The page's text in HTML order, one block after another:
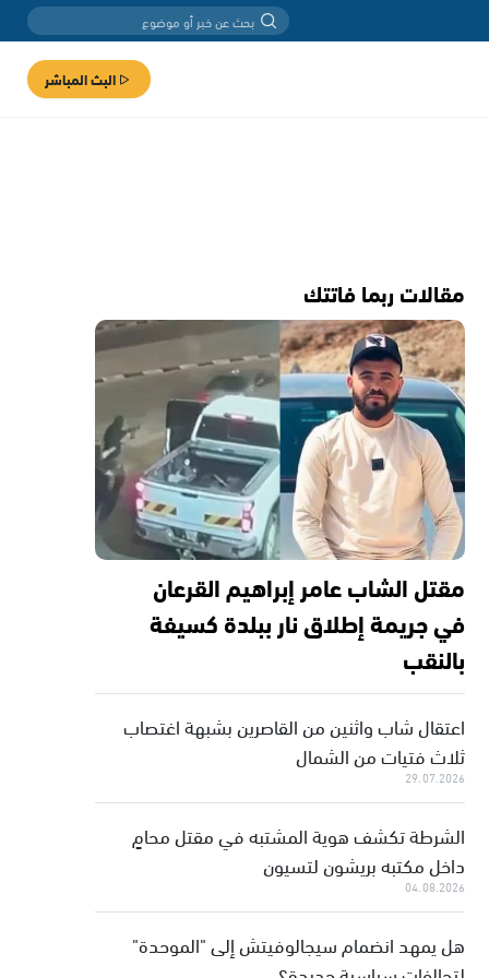
البث المباشر
مقالات ربما فاتتك
مقتل الشاب عامر إبراهيم القرعان
في جريمة إطلاق نار ببلدة كسيفة
بالنقب
اعتقال شاب واثنين من القاصرين بشبهة اغتصاب
ثلاث فتيات من الشمال
29.07.2026
الشرطة تكشف هوية المشتبه في مقتل محامٍ
داخل مكتبه بريشون لتسيون
04.08.2026
هل يمهد انضمام سيجالوفيتش إلى "الموحدة"